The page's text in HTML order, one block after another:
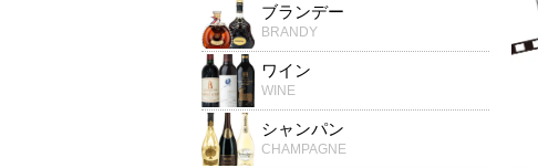
ブランデー
BRANDY
ワイン
WINE
シャンパン
CHAMPAGNE